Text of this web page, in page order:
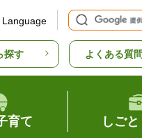
探す よくある質
育て しご